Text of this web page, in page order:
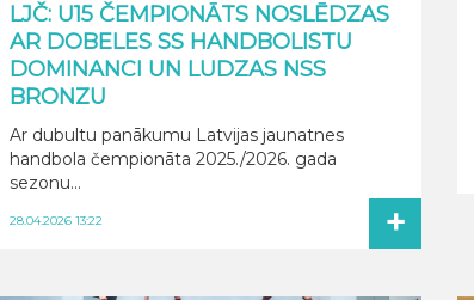
LJČ: U15 ČEMPIONĀTS NOSLĒDZAS
AR DOBELES SS HANDBOLISTU
DOMINANCI UN LUDZAS NSS
BRONZU
Ar dubultu panākumu Latvijas jaunatnes
handbola čempionāta 2025./2026. gada
sezonu...
28.04.2026 13:22 +